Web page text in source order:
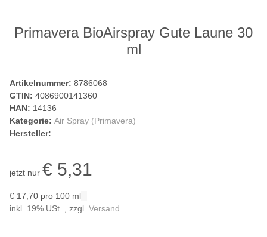
Primavera BioAirspray Gute Laune 30
ml
Artikelnummer: 8786068
GTIN: 4086900141360
HAN: 14136
Kategorie: Air Spray (Primavera)
Hersteller:
jetzt nur € 5,31
€ 17,70 pro 100 ml
inkl. 19% USt. , zzgl. Versand